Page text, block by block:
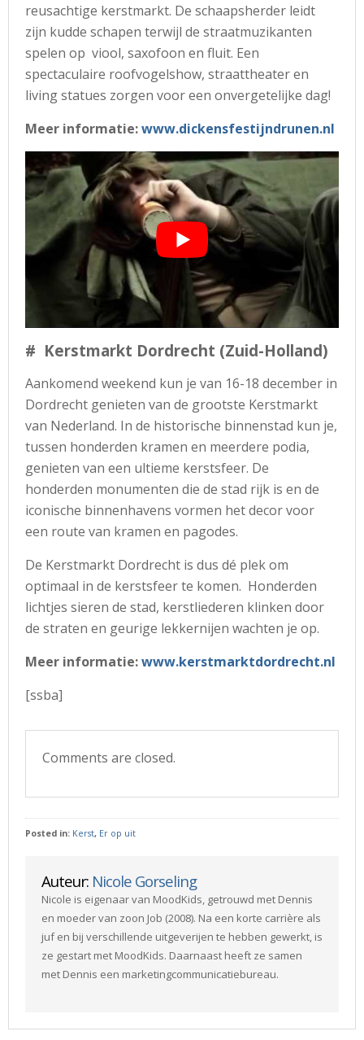
reusachtige kerstmarkt. De schaapsherder leidt
zijn kudde schapen terwijl de straatmuzikanten
spelen op viool, saxofoon en fluit. Een
spectaculaire roofvogelshow, straattheater en
living statues zorgen voor een onvergetelijke dag!
Meer informatie:www.dickensfestijndrunen.nl
# Kerstmarkt Dordrecht (Zuid-Holland)
Aankomend weekend kun je van 16-18 december in
Dordrecht genieten van de grootste Kerstmarkt
van Nederland. In de historische binnenstad kun je,
tussen honderden kramen en meerdere podia,
genieten van een ultieme kerstsfeer. De
honderden monumenten die de stad rijk is en de
iconische binnenhavens vormen het decor voor
een route van kramen en pagodes.
De Kerstmarkt Dordrecht is dus dé plek om
optimaal in de kerstsfeer te komen. Honderden
lichtjes sieren de stad, kerstliederen klinken door
de straten en geurige lekkernijen wachten je op.
Meer informatie:www.kerstmarktdordrecht.nl
[ssba]
Comments are closed.
Posted in: Kerst, Er op uit
Auteur: Nicole Gorseling
Nicole is eigenaar van MoodKids, getrouwd met Dennis
en moeder van zoon Job (2008). Na een korte carrière als
juf en bij verschillende uitgeverijen te hebben gewerkt, is
ze gestart met MoodKids. Daarnaast heeft ze samen
met Dennis een marketingcommunicatiebureau.